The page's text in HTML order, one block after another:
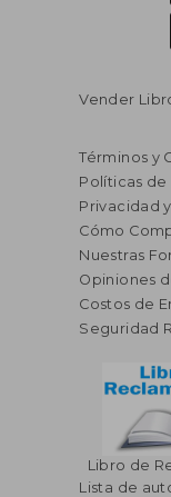
Vender
Términos y
Políticas
Privacidad
Cómo
Nuestras
Opiniones
Costos de
Seguridad
Libro de
Lista de